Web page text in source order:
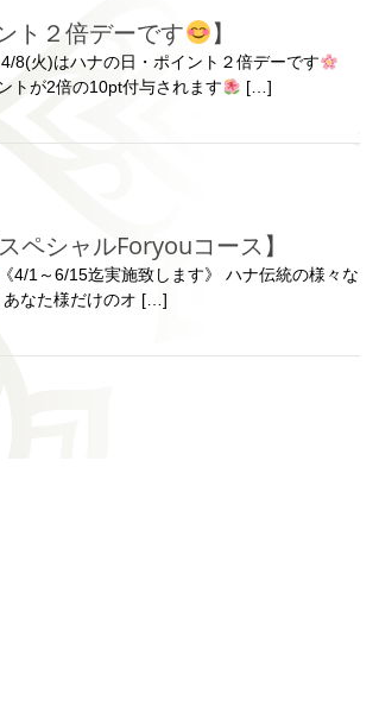
ト２倍デーです 】
4/8(火)はハナの日・ポイント２倍デーです
トが2倍の10pt付与されます […]
ペシャルForyouコース】
《4/1～6/15迄実施致します》 ハナ伝統の様々な
あなた様だけのオ […]